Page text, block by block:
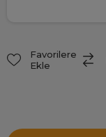
Favorilere
Ekle